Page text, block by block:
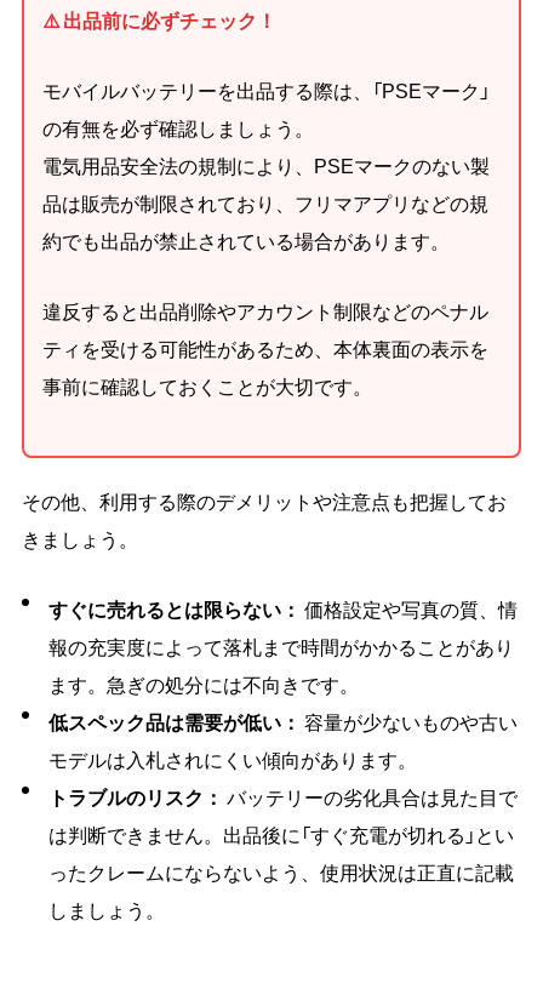
⚠️ 出品前に必ずチェック！
モバイルバッテリーを出品する際は、「PSEマーク」
の有無を必ず確認しましょう。
電気用品安全法の規制により、PSEマークのない製
品は販売が制限されており、フリマアプリなどの規
約でも出品が禁止されている場合があります。
違反すると出品削除やアカウント制限などのペナル
ティを受ける可能性があるため、本体裏面の表示を
事前に確認しておくことが大切です。
その他、利用する際のデメリットや注意点も把握してお
きましょう。
すぐに売れるとは限らない： 価格設定や写真の質、情
報の充実度によって落札まで時間がかかることがあり
ます。急ぎの処分には不向きです。
低スペック品は需要が低い： 容量が少ないものや古い
モデルは入札されにくい傾向があります。
トラブルのリスク： バッテリーの劣化具合は見た目で
は判断できません。出品後に「すぐ充電が切れる」とい
ったクレームにならないよう、使用状況は正直に記載
しましょう。